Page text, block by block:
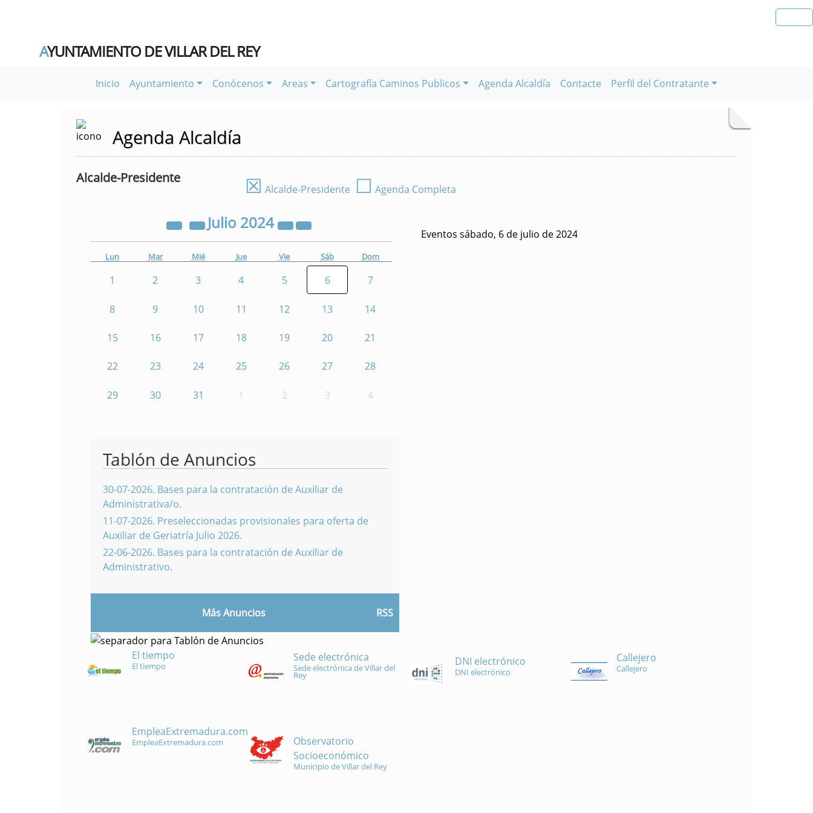
AYUNTAMIENTO DE VILLAR DEL REY
Inicio Ayuntamiento Conócenos Areas Cartografía Caminos Publicos Agenda Alcaldía Contacte Perfil del Contratante
Agenda Alcaldía
Alcalde-Presidente ☒ Alcalde-Presidente ☐ Agenda Completa
Julio 2024
Lun Mar Mié Jue Vie Sáb Dom
1 2 3 4 5 6 7
8 9 10 11 12 13 14
15 16 17 18 19 20 21
22 23 24 25 26 27 28
29 30 31 1 2 3 4
Eventos sábado, 6 de julio de 2024
Tablón de Anuncios
30-07-2026. Bases para la contratación de Auxiliar de
Administrativa/o.
11-07-2026. Preseleccionadas provisionales para oferta de
Auxiliar de Geriatría Julio 2026.
22-06-2026. Bases para la contratación de Auxiliar de
Administrativo.
Más Anuncios RSS
El tiempo
El tiempo
Sede electrónica
Sede electrónica de Villar del
Rey
DNI electrónico
DNI electrónico
Callejero
Callejero
EmpleaExtremadura.com
EmpleaExtremadura.com
Observatorio
Socioeconómico
Municipio de Villar del Rey